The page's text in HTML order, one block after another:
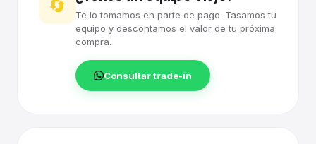
🔄
Te lo tomamos en parte de pago. Tasamos tu
equipo y descontamos el valor de tu próxima
compra.
Consultar trade-in